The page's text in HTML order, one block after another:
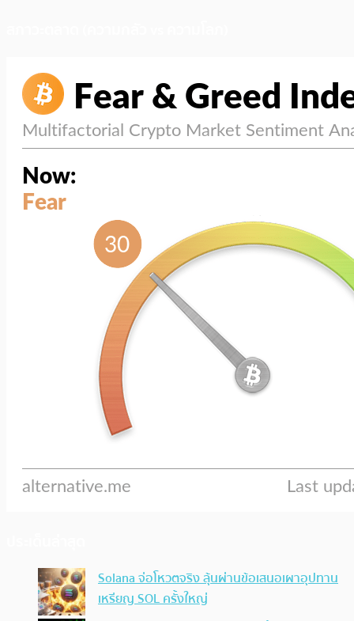
Solana จ่อโหวตจริง ลุ้นผ่านข้อเสนอเผาอุปทาน
เหรียญ SOL ครั้งใหญ่